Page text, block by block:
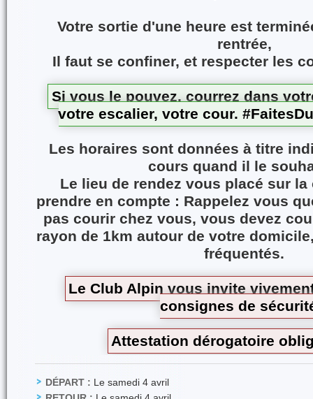
Votre sortie d'une heure est
rentrée,
Il faut se confiner, et respecter les
Si vous le pouvez, courrez dans
votre escalier, votre cour.
Les horaires sont données à titre
cours quand il le
Le lieu de rendez vous placé sur
prendre en compte : Rappelez vous
pas courir chez vous, vous devez
rayon de 1km autour de votre
fréquentés.
Le Club Alpin vous invite
consignes de
Attestation dérogatoire
DÉPART : Le samedi 4 avril